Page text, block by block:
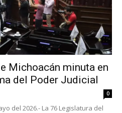
Michoacán minuta en
del Poder Judicial
0
del 2026.- La 76 Legislatura del